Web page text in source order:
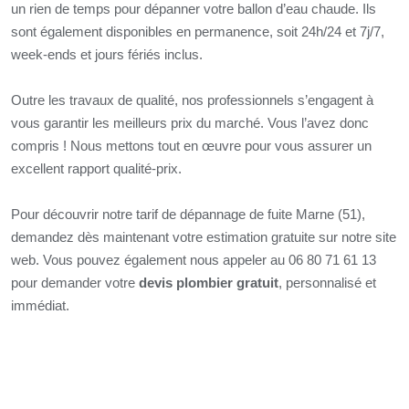
un rien de temps pour dépanner votre ballon d’eau chaude. Ils
sont également disponibles en permanence, soit 24h/24 et 7j/7,
week-ends et jours fériés inclus.
Outre les travaux de qualité, nos professionnels s’engagent à
vous garantir les meilleurs prix du marché. Vous l’avez donc
compris ! Nous mettons tout en œuvre pour vous assurer un
excellent rapport qualité-prix.
Pour découvrir notre tarif de dépannage de fuite Marne (51),
demandez dès maintenant votre estimation gratuite sur notre site
web. Vous pouvez également nous appeler au 06 80 71 61 13
pour demander votre devis plombier gratuit, personnalisé et
immédiat.